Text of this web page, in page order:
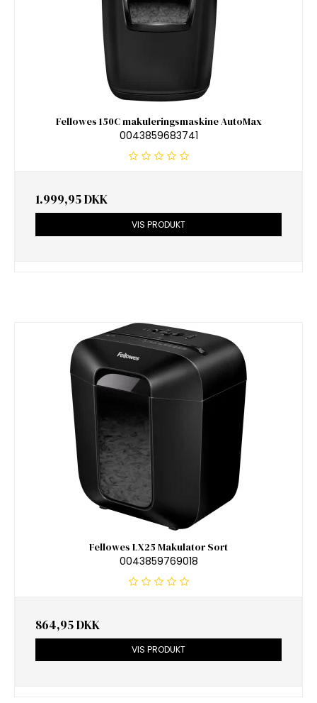
Fellowes 150C makuleringsmaskine AutoMax
0043859683741
1.999,95 DKK
VIS PRODUKT
Fellowes LX25 Makulator Sort
0043859769018
864,95 DKK
VIS PRODUKT